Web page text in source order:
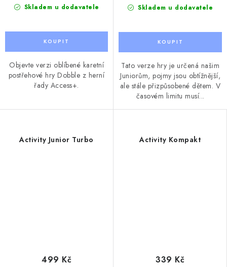
Skladem u dodavatele
Objevte verzi oblíbené karetní
postřehové hry Dobble z herní
řady Access+.
Skladem u dodavatele
Tato verze hry je určená našim
Juniorům, pojmy jsou obtížnější,
ale stále přizpůsobené dětem. V
časovém limitu musí...
Activity Junior Turbo
499 Kč
Activity Kompakt
339 Kč